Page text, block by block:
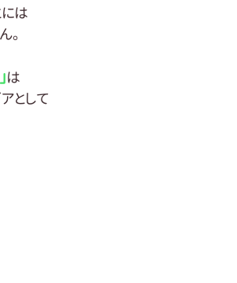
には
。
は
として